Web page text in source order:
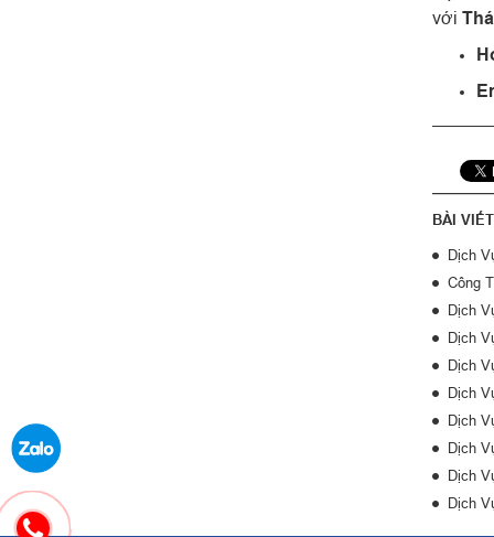
với
BÀI
Dịch
Công
Dịch
Dịch
Dịch
Dịch
Dịch
Dịch
Dịch
Dịch